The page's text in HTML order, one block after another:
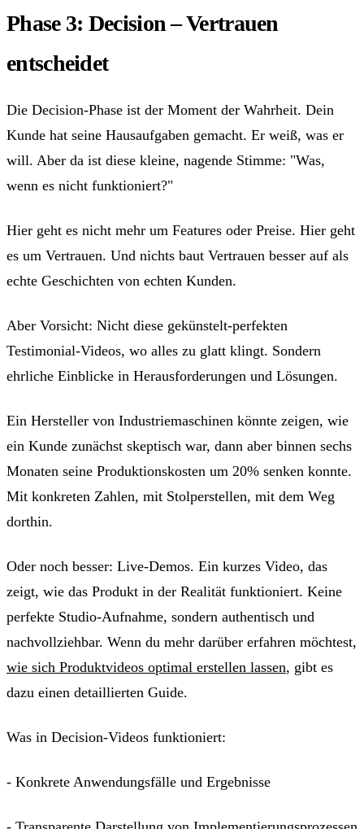
Phase 3: Decision – Vertrauen
entscheidet
Die Decision-Phase ist der Moment der Wahrheit. Dein
Kunde hat seine Hausaufgaben gemacht. Er weiß, was er
will. Aber da ist diese kleine, nagende Stimme: "Was,
wenn es nicht funktioniert?"
Hier geht es nicht mehr um Features oder Preise. Hier geht
es um Vertrauen. Und nichts baut Vertrauen besser auf als
echte Geschichten von echten Kunden.
Aber Vorsicht: Nicht diese gekünstelt-perfekten
Testimonial-Videos, wo alles zu glatt klingt. Sondern
ehrliche Einblicke in Herausforderungen und Lösungen.
Ein Hersteller von Industriemaschinen könnte zeigen, wie
ein Kunde zunächst skeptisch war, dann aber binnen sechs
Monaten seine Produktionskosten um 20% senken konnte.
Mit konkreten Zahlen, mit Stolperstellen, mit dem Weg
dorthin.
Oder noch besser: Live-Demos. Ein kurzes Video, das
zeigt, wie das Produkt in der Realität funktioniert. Keine
perfekte Studio-Aufnahme, sondern authentisch und
nachvollziehbar. Wenn du mehr darüber erfahren möchtest,
wie sich Produktvideos optimal erstellen lassen, gibt es
dazu einen detaillierten Guide.
Was in Decision-Videos funktioniert:
- Konkrete Anwendungsfälle und Ergebnisse